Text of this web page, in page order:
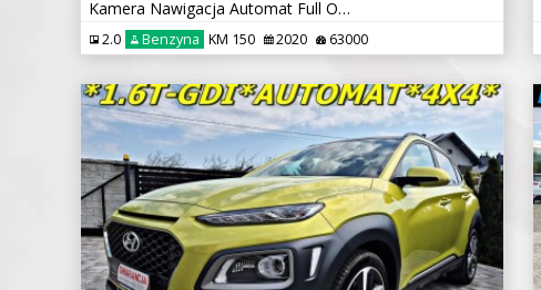
Kamera Nawigacja Automat Full Opcja Ledy Car Play
2.0 Benzyna KM 150 2020 63000